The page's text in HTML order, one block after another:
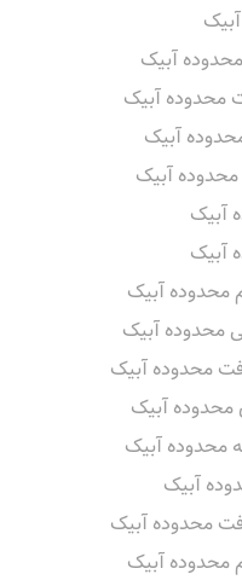
آبیک
محدوده آبیک
آبیک
آبیک
آبیک
آبیک
محدوده آبیک
محدوده آبیک
محدوده آبیک
محدوده آبیک
محدوده آبیک
آبیک
محدوده آبیک
محدوده آبیک